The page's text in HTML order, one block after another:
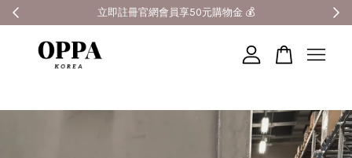
全館滿3000元超商免運 🚚